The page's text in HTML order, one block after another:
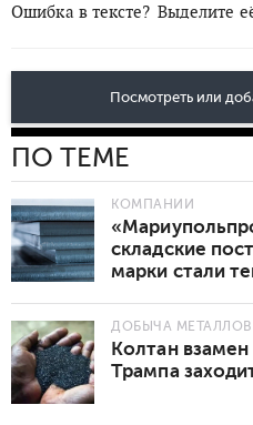
Ошибка в тексте? Выделите
Посмотреть или
ПО ТЕМЕ
КОМПАНИИ
складские
марки стали
ДОБЫЧА МЕТАЛЛОВ
Колтан
Трампа